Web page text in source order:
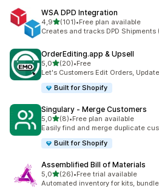
WSA DPD Integration
4,9na 5 gwiazdek
(101)
Łączna liczba recenzji: 101
•Free plan available
Creates and tracks DPD
OrderEditing.app & Upsell
5,0na 5 gwiazdek
(20)
Łączna liczba recenzji: 20
•Free
Let's Customers Edit Orders,
Built for Shopify
Singulary ‑ Merge Customers
5,0na 5 gwiazdek
(8)
Łączna liczba recenzji: 8
•Free plan available
Easily find and merge duplicate
Built for Shopify
Assemblified Bill of Materials
5,0na 5 gwiazdek
(26)
Łączna liczba recenzji: 26
•Free trial available
Automated inventory for kits,